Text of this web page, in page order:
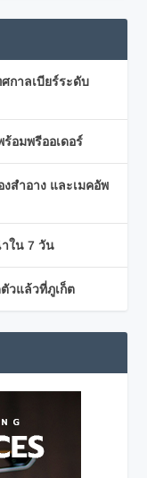
กาลเบียร์ระดับ
อมพรีออเดอร์
งสำอาง และเมคอัพ
ำใน 7 วัน
วแล้วที่ภูเก็ต